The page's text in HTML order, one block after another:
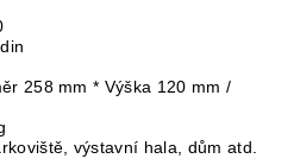
258 mm * Výška 120 mm /
výstavní hala, dům atd.